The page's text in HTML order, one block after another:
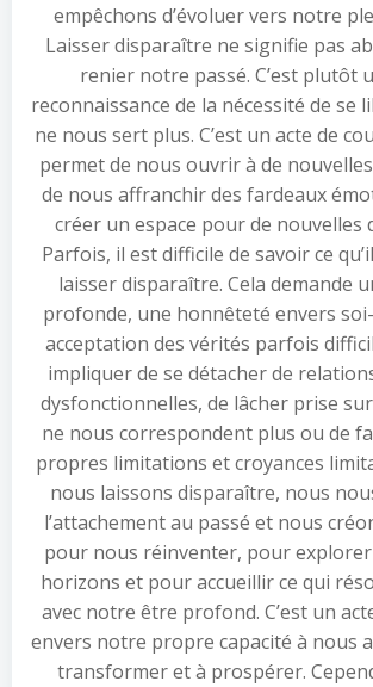
empêchons d’évoluer vers notre
Laisser disparaître ne signifie pas
renier notre passé. C’est plutôt
reconnaissance de la nécessité de se
ne nous sert plus. C’est un acte de
permet de nous ouvrir à de
de nous affranchir des fardeaux
créer un espace pour de nouvelles
Parfois, il est difficile de savoir ce
laisser disparaître. Cela demande
profonde, une honnêteté envers
acceptation des vérités parfois
impliquer de se détacher de
dysfonctionnelles, de lâcher prise
ne nous correspondent plus ou de
propres limitations et croyances
nous laissons disparaître, nous
l’attachement au passé et nous
pour nous réinventer, pour
horizons et pour accueillir ce qui
avec notre être profond. C’est un
envers notre propre capacité à nous
transformer et à prospérer.